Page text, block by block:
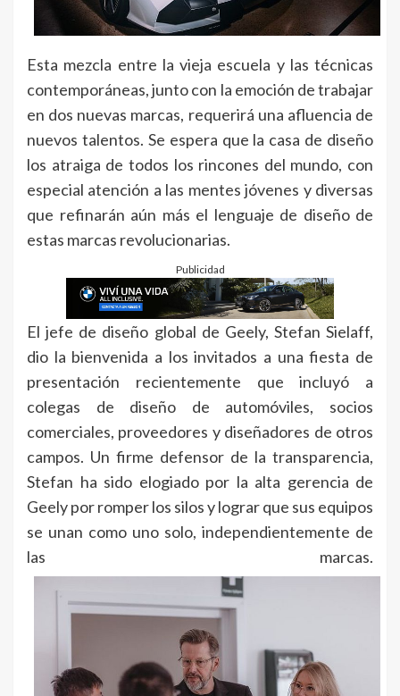
Esta mezcla entre la vieja escuela y las técnicas
contemporáneas, junto con la emoción de trabajar
en dos nuevas marcas, requerirá una afluencia de
nuevos talentos. Se espera que la casa de diseño
los atraiga de todos los rincones del mundo, con
especial atención a las mentes jóvenes y diversas
que refinarán aún más el lenguaje de diseño de
estas marcas revolucionarias.
Publicidad
El jefe de diseño global de Geely, Stefan Sielaff,
dio la bienvenida a los invitados a una fiesta de
presentación recientemente que incluyó a
colegas de diseño de automóviles, socios
comerciales, proveedores y diseñadores de otros
campos. Un firme defensor de la transparencia,
Stefan ha sido elogiado por la alta gerencia de
Geely por romper los silos y lograr que sus equipos
se unan como uno solo, independientemente de
las marcas.